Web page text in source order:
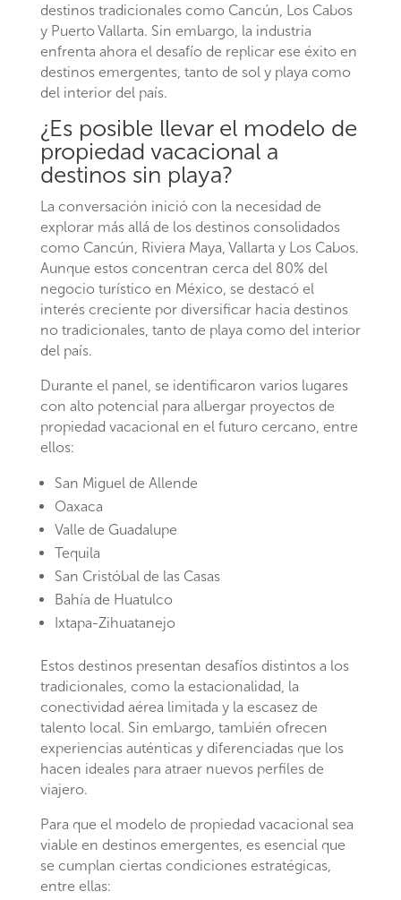
destinos tradicionales como Cancún, Los Cabos
y Puerto Vallarta. Sin embargo, la industria
enfrenta ahora el desafío de replicar ese éxito en
destinos emergentes, tanto de sol y playa como
del interior del país.
¿Es posible llevar el modelo de
propiedad vacacional a
destinos sin playa?
La conversación inició con la necesidad de
explorar más allá de los destinos consolidados
como Cancún, Riviera Maya, Vallarta y Los Cabos.
Aunque estos concentran cerca del 80% del
negocio turístico en México, se destacó el
interés creciente por diversificar hacia destinos
no tradicionales, tanto de playa como del interior
del país.
Durante el panel, se identificaron varios lugares
con alto potencial para albergar proyectos de
propiedad vacacional en el futuro cercano, entre
ellos:
San Miguel de Allende
Oaxaca
Valle de Guadalupe
Tequila
San Cristóbal de las Casas
Bahía de Huatulco
Ixtapa-Zihuatanejo
Estos destinos presentan desafíos distintos a los
tradicionales, como la estacionalidad, la
conectividad aérea limitada y la escasez de
talento local. Sin embargo, también ofrecen
experiencias auténticas y diferenciadas que los
hacen ideales para atraer nuevos perfiles de
viajero.
Para que el modelo de propiedad vacacional sea
viable en destinos emergentes, es esencial que
se cumplan ciertas condiciones estratégicas,
entre ellas: